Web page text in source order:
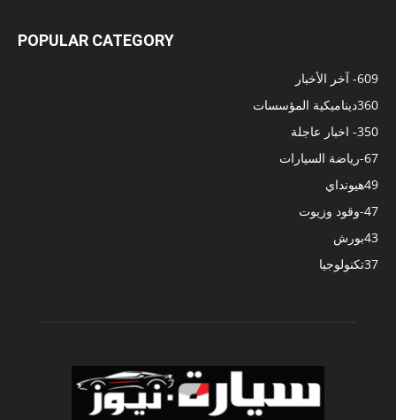
POPULAR CATEGORY
- آخر الأخبار609
ديناميكية المؤسسات360
- اخبار عاجلة350
-رياضة السيارات67
هيونداي49
-وقود وزيوت47
بورش43
تكنولوجيا37